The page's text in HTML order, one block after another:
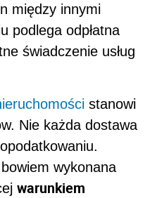
między innymi
podlega odpłatna
świadczenie usług
stanowi
Nie każda dostawa
wykonana
warunkiem